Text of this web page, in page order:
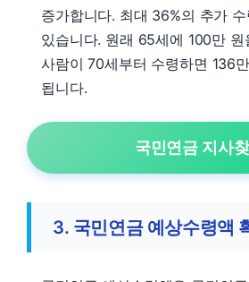
증가합니다. 최대 36%의 추가
있습니다. 원래 65세에 100만 원
사람이 70세부터 수령하면 136
됩니다.
국민연금 지사찾
3. 국민연금 예상수령액